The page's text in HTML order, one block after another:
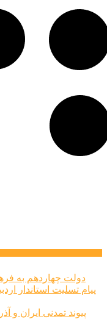
دولت چهاردهم به